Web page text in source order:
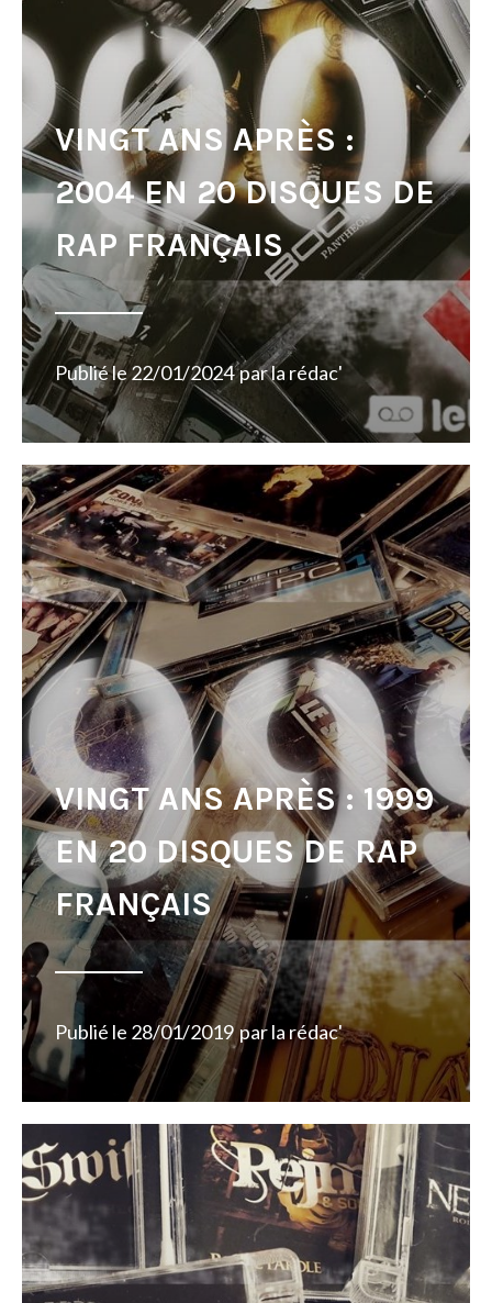
VINGT ANS APRÈS :
2004 EN 20 DISQUES DE
RAP FRANÇAIS
Publié le22/01/2024 parla rédac'
VINGT ANS APRÈS : 1999
EN 20 DISQUES DE RAP
FRANÇAIS
Publié le 28/01/2019 parla rédac'